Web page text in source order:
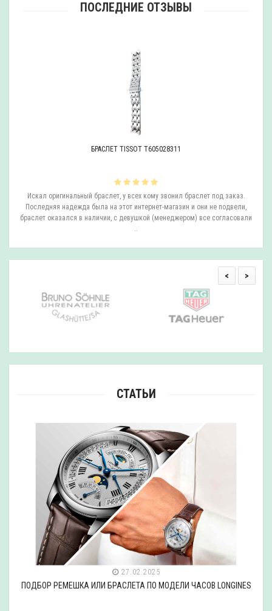
ПОСЛЕДНИЕ ОТЗЫВЫ
БРАСЛЕТ TISSOT T605028311
Искал оригинальный браслет, у всех кому звонил браслет под заказ.
Последняя надежда была на этот интернет-магазин и они не подвели,
браслет оказался в наличии, с девушкой (менеджером) все согласовали
..
< >
СТАТЬИ
27.02.2025
ПОДБОР РЕМЕШКА ИЛИ БРАСЛЕТА ПО МОДЕЛИ ЧАСОВ LONGINES